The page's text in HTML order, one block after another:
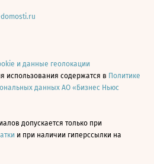
и данные геолокации
использования содержатся в Политике
данных АО «Бизнес Ньюс
допускается только при
и при наличии гиперссылки на